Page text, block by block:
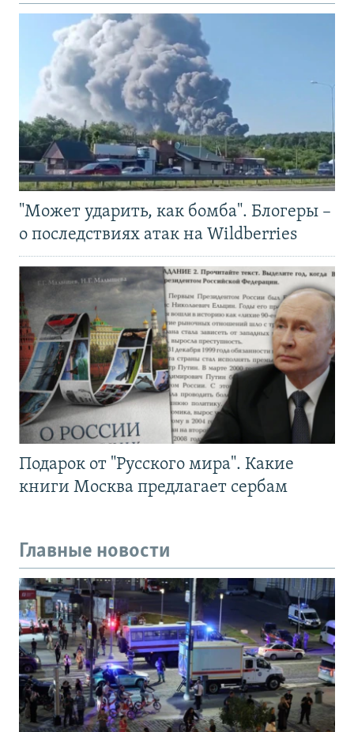
"Может ударить, как бомба". Блогеры –
о последствиях атак на Wildberries
Подарок от "Русского мира". Какие
книги Москва предлагает сербам
Главные новости